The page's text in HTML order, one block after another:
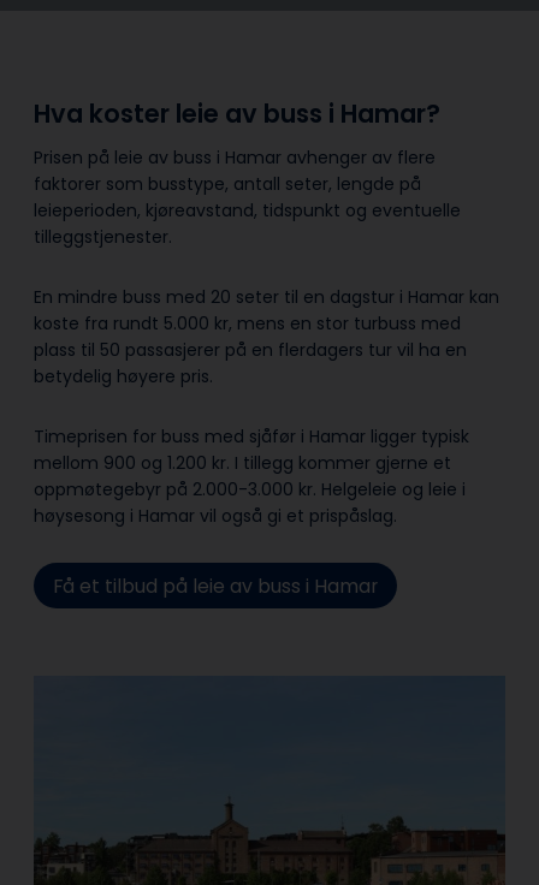
Hva koster leie av buss i Hamar?
Prisen på leie av buss i Hamar avhenger av flere
faktorer som busstype, antall seter, lengde på
leieperioden, kjøreavstand, tidspunkt og eventuelle
tilleggstjenester.
En mindre buss med 20 seter til en dagstur i Hamar kan
koste fra rundt 5.000 kr, mens en stor turbuss med
plass til 50 passasjerer på en flerdagers tur vil ha en
betydelig høyere pris.
Timeprisen for buss med sjåfør i Hamar ligger typisk
mellom 900 og 1.200 kr. I tillegg kommer gjerne et
oppmøtegebyr på 2.000-3.000 kr. Helgeleie og leie i
høysesong i Hamar vil også gi et prispåslag.
Få et tilbud på leie av buss i Hamar